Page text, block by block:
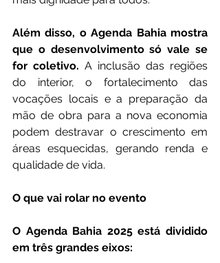
Além disso, o Agenda Bahia mostra
que o desenvolvimento só vale se
for coletivo. A inclusão das regiões
do interior, o fortalecimento das
vocações locais e a preparação da
mão de obra para a nova economia
podem destravar o crescimento em
áreas esquecidas, gerando renda e
qualidade de vida.
O que vai rolar no evento
O Agenda Bahia 2025 está dividido
em três grandes eixos: